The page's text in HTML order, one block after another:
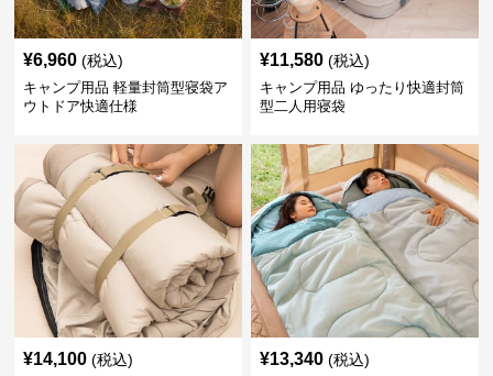
¥6,960 (税込)
キャンプ用品 軽量封筒型寝袋ア
ウトドア快適仕様
¥11,580 (税込)
キャンプ用品 ゆったり快適封筒
型二人用寝袋
¥14,100 (税込) ¥13,340 (税込)